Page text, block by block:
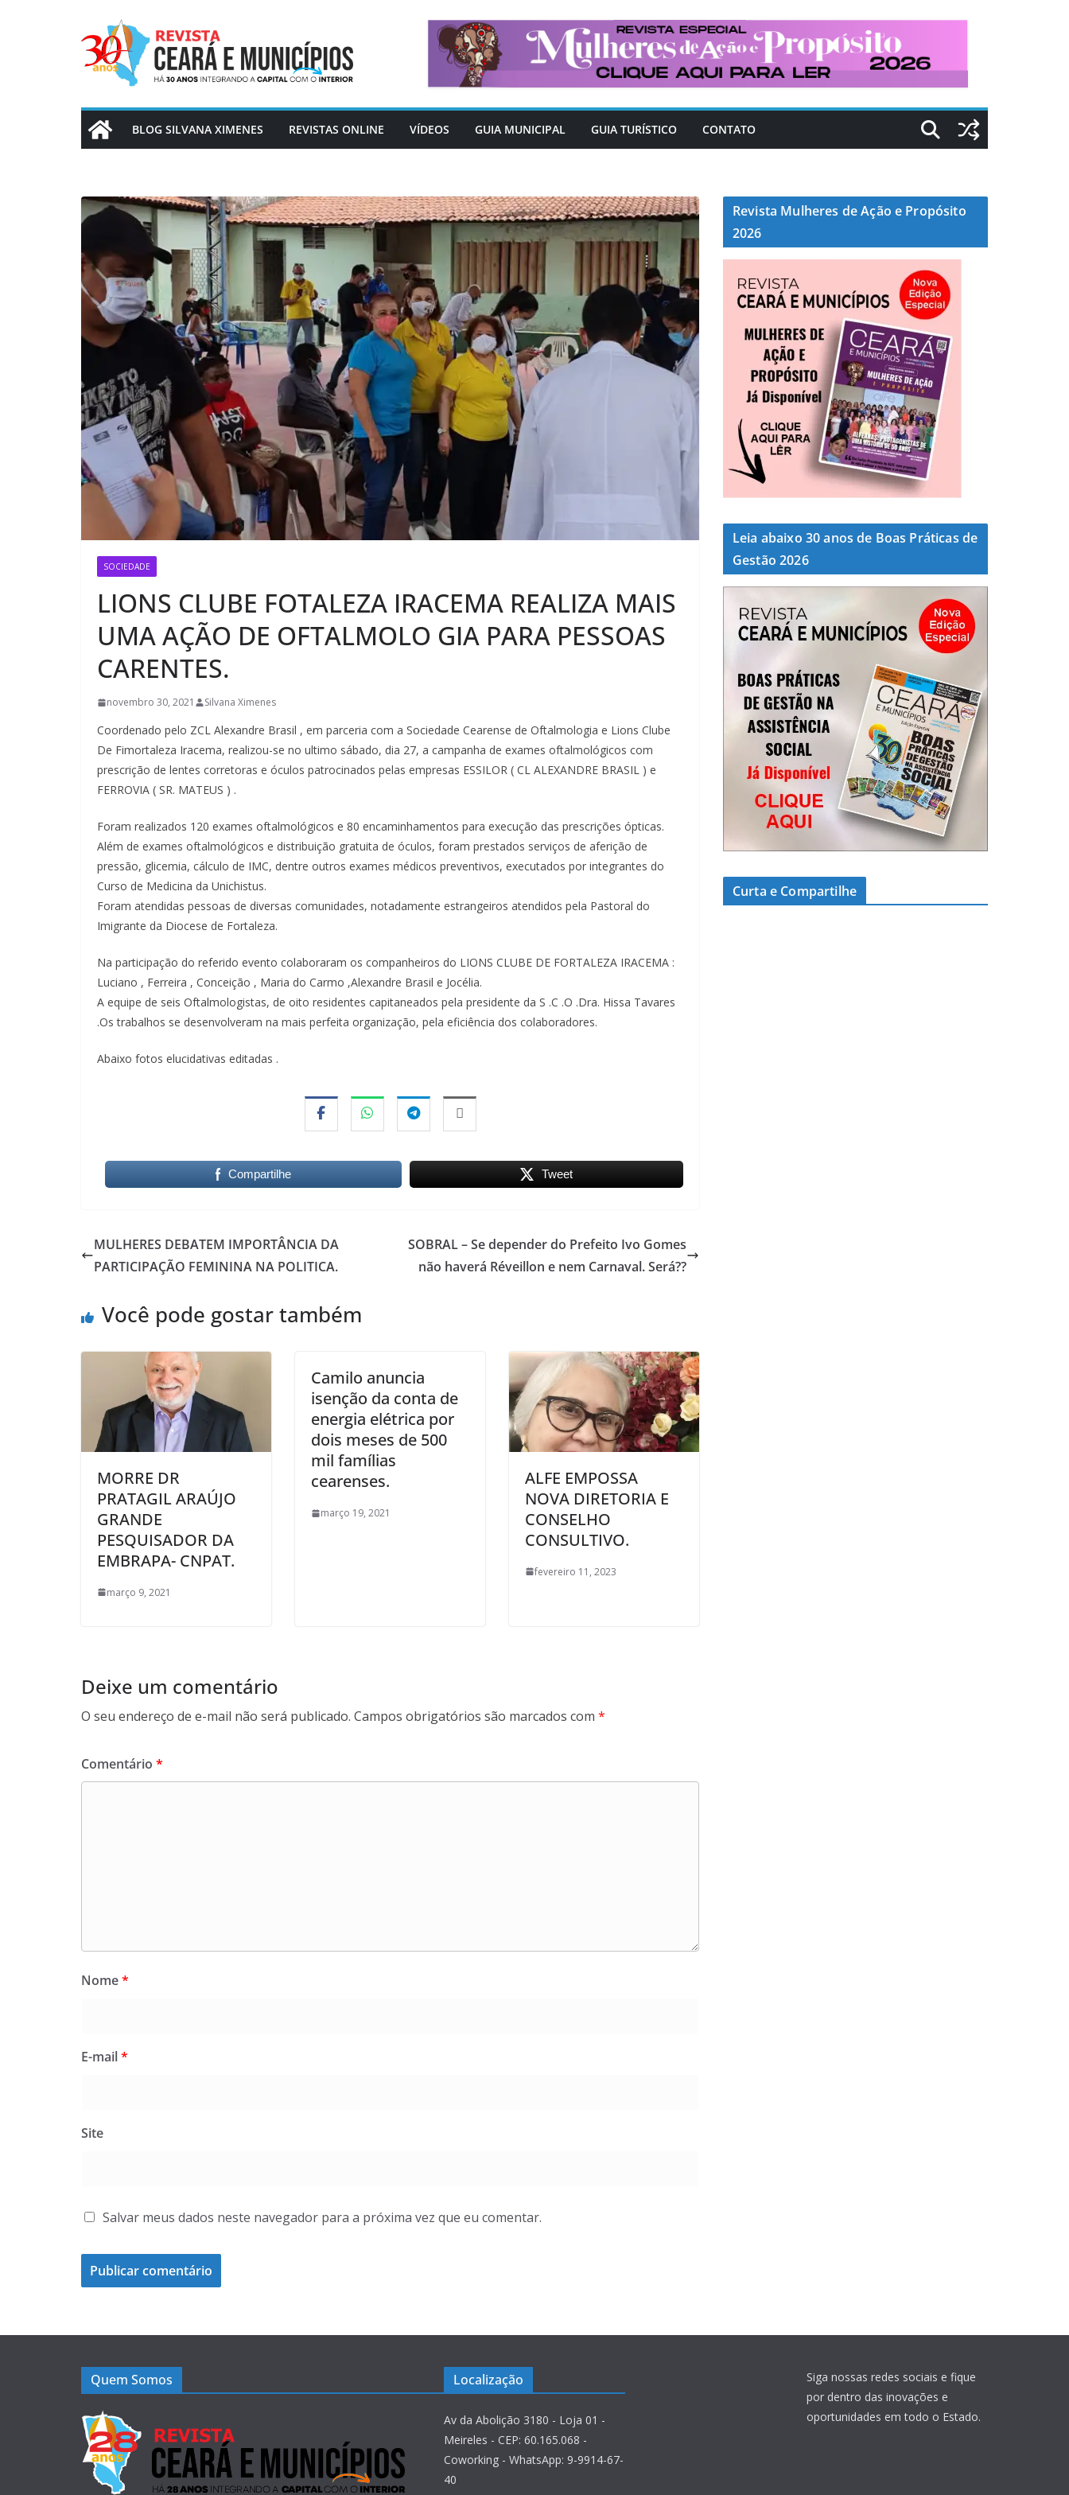
BLOG SILVANA XIMENES REVISTAS ONLINE VÍDEOS GUIA MUNICIPAL GUIA TURÍSTICO CONTATO
SOCIEDADE
LIONS CLUBE FOTALEZA IRACEMA REALIZA MAIS
UMA AÇÃO DE OFTALMOLO GIA PARA PESSOAS
CARENTES.
novembro 30, 2021 Silvana Ximenes
Coordenado pelo ZCL Alexandre Brasil , em parceria com a Sociedade Cearense de Oftalmologia e Lions Clube
De Fimortaleza Iracema, realizou-se no ultimo sábado, dia 27, a campanha de exames oftalmológicos com
prescrição de lentes corretoras e óculos patrocinados pelas empresas ESSILOR ( CL ALEXANDRE BRASIL ) e
FERROVIA ( SR. MATEUS ) .
Foram realizados 120 exames oftalmológicos e 80 encaminhamentos para execução das prescrições ópticas.
Além de exames oftalmológicos e distribuição gratuita de óculos, foram prestados serviços de aferição de
pressão, glicemia, cálculo de IMC, dentre outros exames médicos preventivos, executados por integrantes do
Curso de Medicina da Unichistus.
Foram atendidas pessoas de diversas comunidades, notadamente estrangeiros atendidos pela Pastoral do
Imigrante da Diocese de Fortaleza.
Na participação do referido evento colaboraram os companheiros do LIONS CLUBE DE FORTALEZA IRACEMA :
Luciano , Ferreira , Conceição , Maria do Carmo ,Alexandre Brasil e Jocélia.
A equipe de seis Oftalmologistas, de oito residentes capitaneados pela presidente da S .C .O .Dra. Hissa Tavares
.Os trabalhos se desenvolveram na mais perfeita organização, pela eficiência dos colaboradores.
Abaixo fotos elucidativas editadas .
Compartilhe Tweet
MULHERES DEBATEM IMPORTÂNCIA DA
PARTICIPAÇÃO FEMININA NA POLITICA.
SOBRAL – Se depender do Prefeito Ivo Gomes
não haverá Réveillon e nem Carnaval. Será??
Você pode gostar também
MORRE DR
PRATAGIL ARAÚJO
GRANDE
PESQUISADOR DA
EMBRAPA- CNPAT.
março 9, 2021
Camilo anuncia
isenção da conta de
energia elétrica por
dois meses de 500
mil famílias
cearenses.
março 19, 2021
ALFE EMPOSSA
NOVA DIRETORIA E
CONSELHO
CONSULTIVO.
fevereiro 11, 2023
Deixe um comentário
O seu endereço de e-mail não será publicado. Campos obrigatórios são marcados com *
Comentário *
Nome*
E-mail*
Site
Salvar meus dados neste navegador para a próxima vez que eu comentar.
Revista Mulheres de Ação e Propósito
2026
Leia abaixo 30 anos de Boas Práticas de
Gestão 2026
Curta e Compartilhe
Quem Somos Localização
Av da Abolição 3180 - Loja 01 -
Meireles - CEP: 60.165.068 -
Coworking - WhatsApp: 9-9914-67-
40
Siga nossas redes sociais e fique
por dentro das inovações e
oportunidades em todo o Estado.